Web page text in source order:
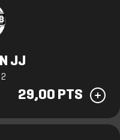
JJ
29,00 PTS